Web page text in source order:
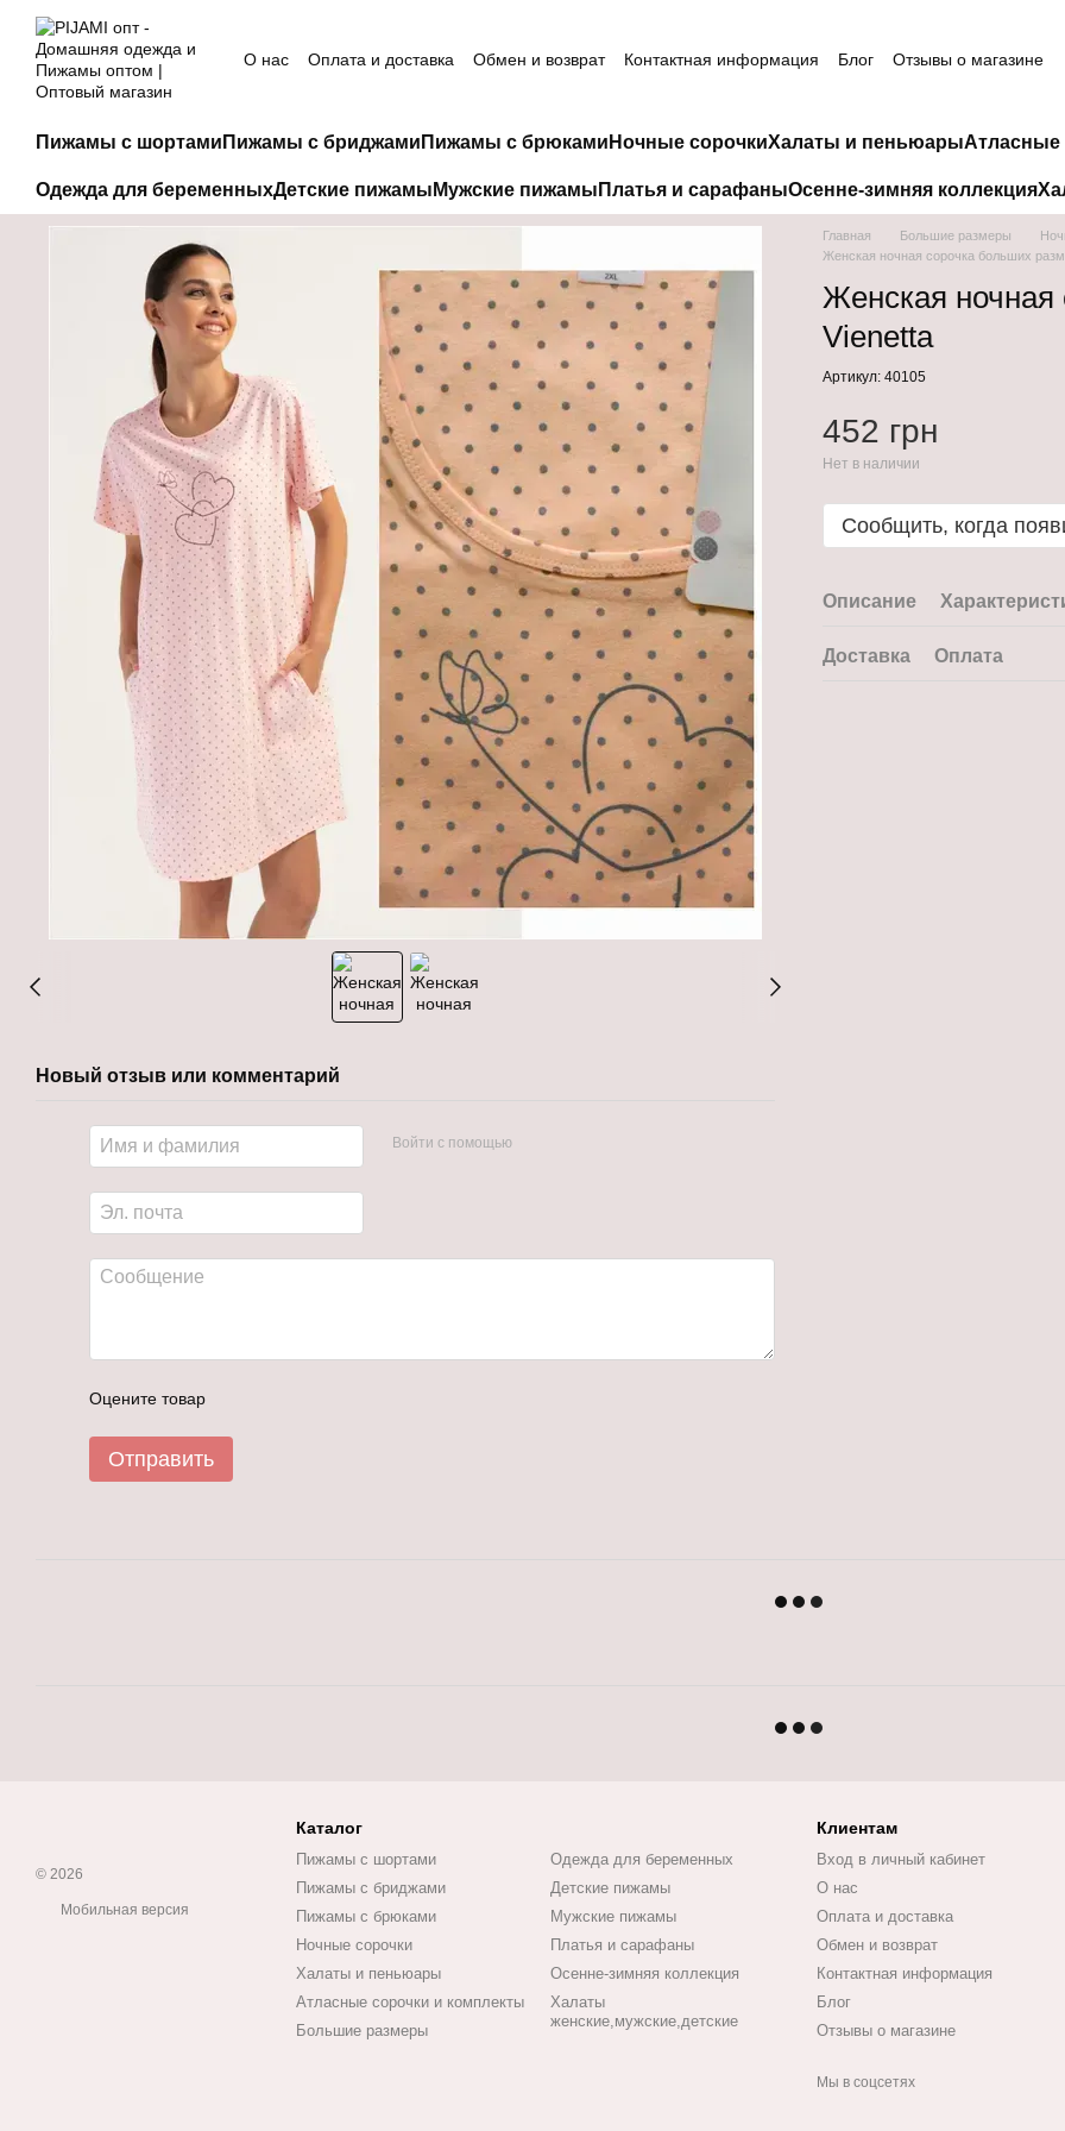
Перейти к основному контенту
О нас Оплата и доставка Обмен и возврат Контактная информация Блог Отзывы о магазине
Пижамы с шортами Пижамы с бриджами Пижамы с брюками Ночные сорочкиХалаты и пеньюарыАтласные
Одежда для беременныхДетские пижамы Мужские пижамы Платья и сарафаныОсенне-зимняя коллекция
Новый отзыв или комментарий
Войти с помощью
Оцените товар
Отправить
Главная Большие размеры
Женская ночная сорочка больших
Женская ночная
Vienetta
Артикул: 40105
452 грн
Нет в наличии
Сообщить, когда
Описание
Доставка Оплата
© 2026
Мобильная версия
Каталог
Пижамы с шортами
Пижамы с бриджами
Пижамы с брюками
Ночные сорочки
Халаты и пеньюары
Атласные сорочки и комплекты
Большие размеры
Одежда для беременных
Детские пижамы
Мужские пижамы
Платья и сарафаны
Осенне-зимняя коллекция
Халаты
женские,мужские,детские
Клиентам
Вход в личный кабинет
О нас
Оплата и доставка
Обмен и возврат
Контактная информация
Блог
Отзывы о магазине
Мы в соцсетях